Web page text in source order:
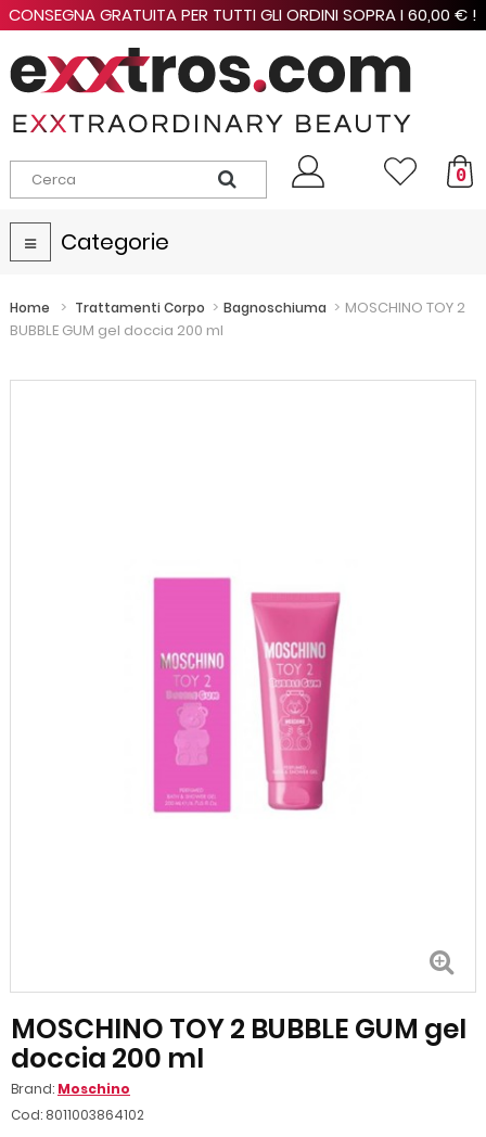
CONSEGNA GRATUITA PER TUTTI GLI ORDINI SOPRA I 60,00 € !
0
Navigazione
Toggle
Categorie
Home > Trattamenti Corpo > Bagnoschiuma > MOSCHINO TOY 2
BUBBLE GUM gel doccia 200 ml
MOSCHINO TOY 2 BUBBLE GUM gel
doccia 200 ml
Brand: Moschino
Cod: 8011003864102